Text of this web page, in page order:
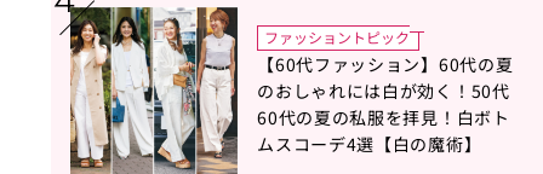
ファッショントピック
【60代ファッション】60代の夏
のおしゃれには白が効く！50代
60代の夏の私服を拝見！白ボト
ムスコーデ4選【白の魔術】